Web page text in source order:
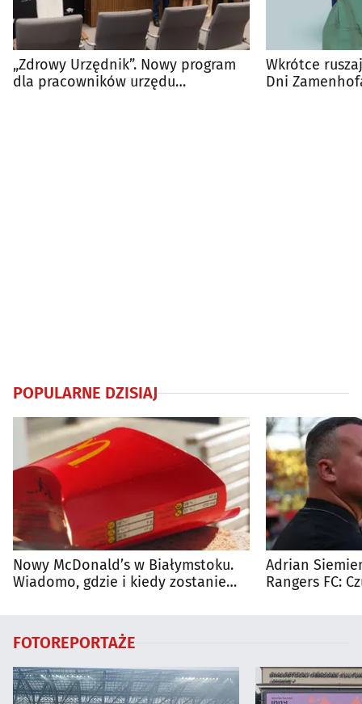
„Zdrowy Urzędnik”. Nowy program
dla pracowników urzędu
Wkrótce
Dni
POPULARNE DZISIAJ
Nowy McDonald’s w Białymstoku.
Wiadomo, gdzie i kiedy zostanie
Adrian
Rangers FC:
FOTOREPORTAŻE